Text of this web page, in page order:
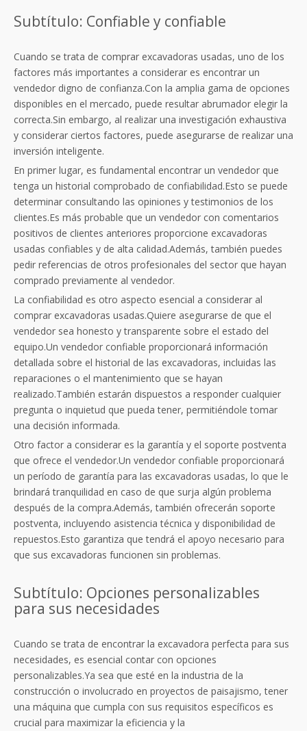
Subtítulo: Confiable y confiable
Cuando se trata de comprar excavadoras usadas, uno de los
factores más importantes a considerar es encontrar un
vendedor digno de confianza.Con la amplia gama de opciones
disponibles en el mercado, puede resultar abrumador elegir la
correcta.Sin embargo, al realizar una investigación exhaustiva
y considerar ciertos factores, puede asegurarse de realizar una
inversión inteligente.
En primer lugar, es fundamental encontrar un vendedor que
tenga un historial comprobado de confiabilidad.Esto se puede
determinar consultando las opiniones y testimonios de los
clientes.Es más probable que un vendedor con comentarios
positivos de clientes anteriores proporcione excavadoras
usadas confiables y de alta calidad.Además, también puedes
pedir referencias de otros profesionales del sector que hayan
comprado previamente al vendedor.
La confiabilidad es otro aspecto esencial a considerar al
comprar excavadoras usadas.Quiere asegurarse de que el
vendedor sea honesto y transparente sobre el estado del
equipo.Un vendedor confiable proporcionará información
detallada sobre el historial de las excavadoras, incluidas las
reparaciones o el mantenimiento que se hayan
realizado.También estarán dispuestos a responder cualquier
pregunta o inquietud que pueda tener, permitiéndole tomar
una decisión informada.
Otro factor a considerar es la garantía y el soporte postventa
que ofrece el vendedor.Un vendedor confiable proporcionará
un período de garantía para las excavadoras usadas, lo que le
brindará tranquilidad en caso de que surja algún problema
después de la compra.Además, también ofrecerán soporte
postventa, incluyendo asistencia técnica y disponibilidad de
repuestos.Esto garantiza que tendrá el apoyo necesario para
que sus excavadoras funcionen sin problemas.
Subtítulo: Opciones personalizables
para sus necesidades
Cuando se trata de encontrar la excavadora perfecta para sus
necesidades, es esencial contar con opciones
personalizables.Ya sea que esté en la industria de la
construcción o involucrado en proyectos de paisajismo, tener
una máquina que cumpla con sus requisitos específicos es
crucial para maximizar la eficiencia y la